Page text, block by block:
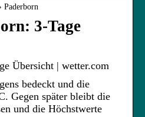
Paderborn
3-Tage
Übersicht | wetter.com
bedeckt und die
Gegen später bleibt die
und die Höchstwerte